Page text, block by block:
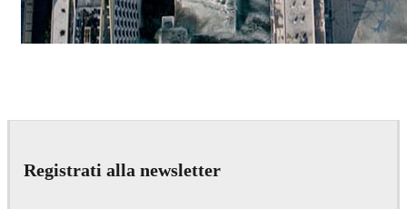
Registrati alla newsletter